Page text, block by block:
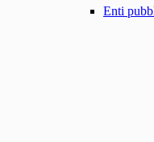
Enti